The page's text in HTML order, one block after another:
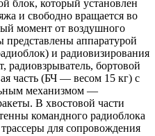
блок, который установлен
и свободно вращается во
момент от воздушного
аппаратурой
и радиовизирования
радиовзрыватель, бортовой
часть (БЧ — весом 15 кг) с
механизмом —
В хвостовой части
командного радиоблока
для сопровождения